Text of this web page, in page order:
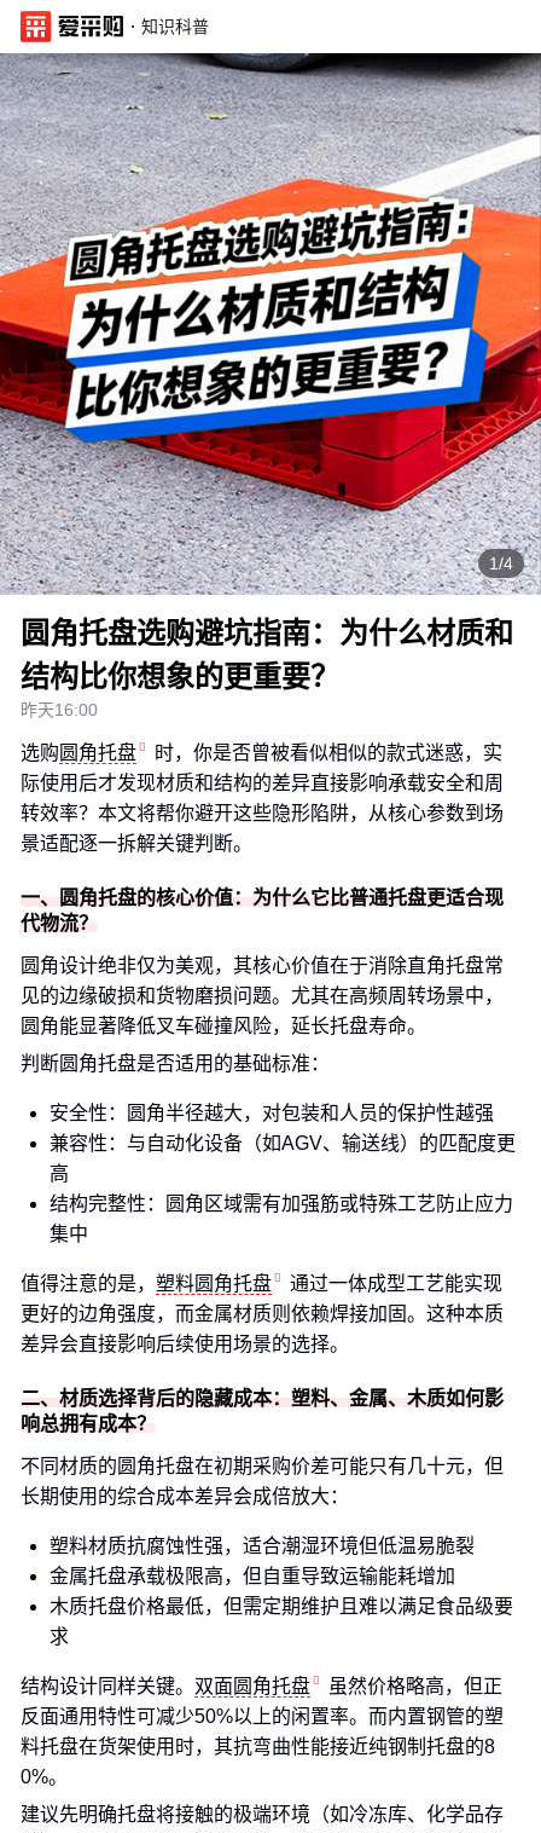
· 知识科普
1/4
圆角托盘选购避坑指南：为什么材质和
结构比你想象的更重要？
昨天16:00
选购 圆角托盘
时，你是否曾被看似相似的款式迷惑，实
际使用后才发现材质和结构的差异直接影响承载安全和周
转效率？本文将帮你避开这些隐形陷阱，从核心参数到场
景适配逐一拆解关键判断。
一、圆角托盘的核心价值：为什么它比普通托盘更适合现
代物流？
圆角设计绝非仅为美观，其核心价值在于消除直角托盘常
见的边缘破损和货物磨损问题。尤其在高频周转场景中，
圆角能显著降低叉车碰撞风险，延长托盘寿命。
判断圆角托盘是否适用的基础标准：
安全性：圆角半径越大，对包装和人员的保护性越强
兼容性：与自动化设备（如AGV、输送线）的匹配度更
高
结构完整性：圆角区域需有加强筋或特殊工艺防止应力
集中
值得注意的是， 塑料圆角托盘
通过一体成型工艺能实现
更好的边角强度，而金属材质则依赖焊接加固。这种本质
差异会直接影响后续使用场景的选择。
二、材质选择背后的隐藏成本：塑料、金属、木质如何影
响总拥有成本？
不同材质的圆角托盘在初期采购价差可能只有几十元，但
长期使用的综合成本差异会成倍放大：
塑料材质抗腐蚀性强，适合潮湿环境但低温易脆裂
金属托盘承载极限高，但自重导致运输能耗增加
木质托盘价格最低，但需定期维护且难以满足食品级要
求
结构设计同样关键。 双面圆角托盘
虽然价格略高，但正
反面通用特性可减少50%以上的闲置率。而内置钢管的塑
料托盘在货架使用时，其抗弯曲性能接近纯钢制托盘的8
0%。
建议先明确托盘将接触的极端环境（如冷冻库、化学品存